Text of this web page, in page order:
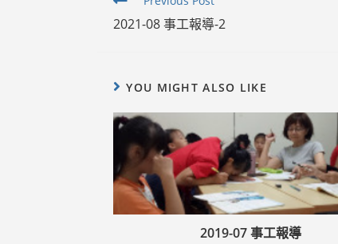
articles
2021-08 事工報導-2
YOU MIGHT ALSO LIKE
2019-07 事工報導